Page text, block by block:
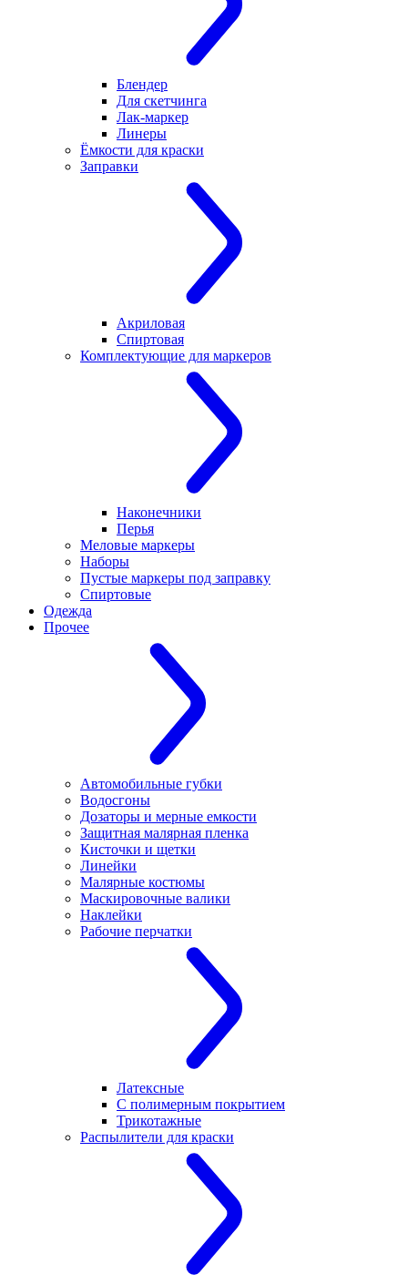
Блендер
Для скетчинга
Лак-маркер
Линеры
Ёмкости для краски
Заправки
Акриловая
Спиртовая
Комплектующие для маркеров
Наконечники
Перья
Меловые маркеры
Наборы
Пустые маркеры под заправку
Спиртовые
Одежда
Прочее
Автомобильные губки
Водосгоны
Дозаторы и мерные емкости
Защитная малярная пленка
Кисточки и щетки
Линейки
Малярные костюмы
Маскировочные валики
Наклейки
Рабочие перчатки
Латексные
С полимерным покрытием
Трикотажные
Распылители для краски